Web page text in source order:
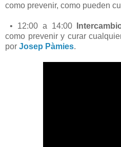
como prevenir, como pueden
• 12:00 a 14:00
como prevenir y curar
por Josep Pàmies.